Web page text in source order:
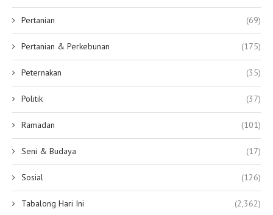
Pertanian (69)
Pertanian & Perkebunan (175)
Peternakan (35)
Politik (37)
Ramadan (101)
Seni & Budaya (17)
Sosial (126)
Tabalong Hari Ini (2,362)